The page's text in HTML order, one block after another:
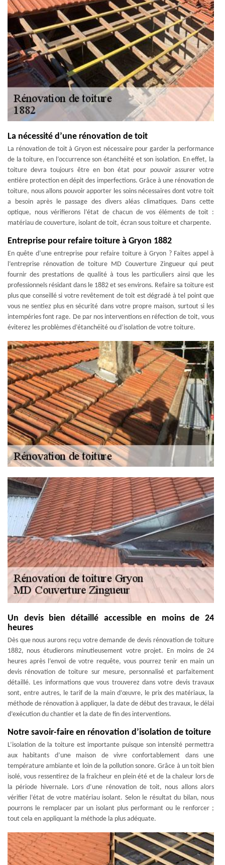
La nécessité d’une rénovation de toit
La rénovation de toit à Gryon est nécessaire pour garder la performance
de la toiture, en l’occurrence son étanchéité et son isolation. En effet, la
toiture devra toujours être en bon état pour pouvoir assurer votre
entière protection en dépit des imperfections. Grâce à une rénovation de
toiture, nous allons pouvoir apporter les soins nécessaires dont votre toit
a besoin après le passage des divers aléas climatiques. Dans cette
optique, nous vérifierons l’état de chacun de vos éléments de toit :
matériau de couverture, isolant de toit, écran sous toiture et charpente.
Entreprise pour refaire toiture à Gryon 1882
En quête d’une entreprise pour refaire toiture à Gryon ? Faites appel à
l’entreprise rénovation de toiture MD Couverture Zingueur qui peut
fournir des prestations de qualité à tous les particuliers ainsi que les
professionnels résidant dans le 1882 et ses environs. Refaire sa toiture est
plus que conseillé si votre revêtement de toit est dégradé à tel point que
vous ne sentiez plus en sécurité dans votre propre maison, surtout si les
intempéries font rage. De par nos interventions en réfection de toit, vous
éviterez les problèmes d’étanchéité ou d’isolation de votre toiture.
Un devis bien détaillé accessible en moins de 24
heures
Dès que nous aurons reçu votre demande de devis rénovation de toiture
1882, nous étudierons minutieusement votre projet. En moins de 24
heures après l’envoi de votre requête, vous pourrez tenir en main un
devis rénovation de toiture sur mesure, personnalisé et parfaitement
détaillé. Les informations que vous trouverez dans votre devis travaux
sont, entre autres, le tarif de la main d’œuvre, le prix des matériaux, la
méthode de rénovation à appliquer, la date de début des travaux, le délai
d’exécution du chantier et la date de fin des interventions.
Notre savoir-faire en rénovation d’isolation de toiture
L’isolation de la toiture est importante puisque son intensité permettra
aux habitants d’une maison de vivre confortablement dans une
température ambiante et loin de la pollution sonore. Grâce à un toit bien
isolé, vous ressentirez de la fraîcheur en plein été et de la chaleur lors de
la période hivernale. Lors d’une rénovation de toit, nous allons alors
vérifier l’état de votre matériau isolant. Selon le résultat du bilan, nous
pourrons le remplacer par un isolant plus performant ou le renforcer ;
tout cela en appliquant la méthode la plus adéquate.